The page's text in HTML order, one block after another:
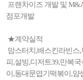
프랜차이즈 개발 및
점포개발
★계약실적
맘스터치,배스킨라빈스
피,설빙,디저트39,만복
이,동대문엽기떡볶이,얌